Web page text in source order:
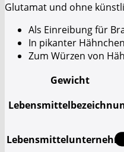
Glutamat und ohne
Als Einreibung für
In pikanter
Zum Würzen von
Gewicht